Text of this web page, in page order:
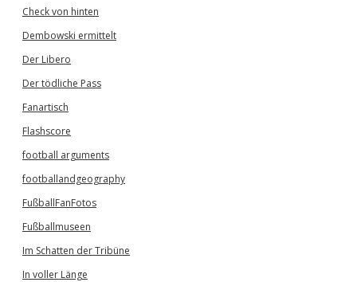
Check von hinten
Dembowski ermittelt
Der Libero
Der tödliche Pass
Fanartisch
Flashscore
football arguments
footballandgeography
FußballFanFotos
Fußballmuseen
Im Schatten der Tribüne
In voller Länge